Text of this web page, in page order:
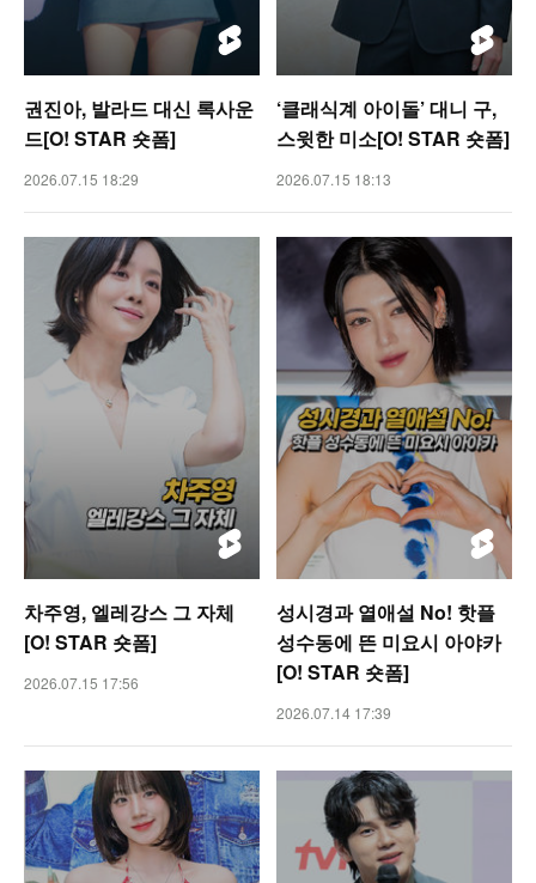
권진아, 발라드 대신 록사운
드[O! STAR 숏폼]
2026.07.15 18:29
‘클래식계 아이돌’ 대니 구,
스윗한 미소[O! STAR 숏폼]
2026.07.15 18:13
차주영, 엘레강스 그 자체
[O! STAR 숏폼]
2026.07.15 17:56
성시경과 열애설 No! 핫플
성수동에 뜬 미요시 아야카
[O! STAR 숏폼]
2026.07.14 17:39